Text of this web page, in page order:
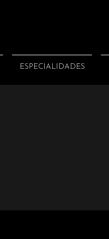
ESPECIALIDADES